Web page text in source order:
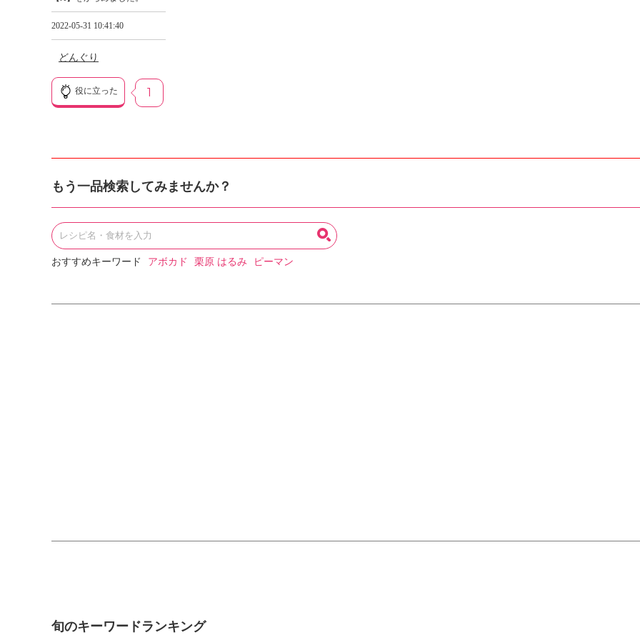
2022-05-31 10:41:40
どんぐり
役に立った 1
もう一品検索してみませんか？
おすすめキーワード アボカド 栗原 はるみ ピーマン
旬のキーワードランキング